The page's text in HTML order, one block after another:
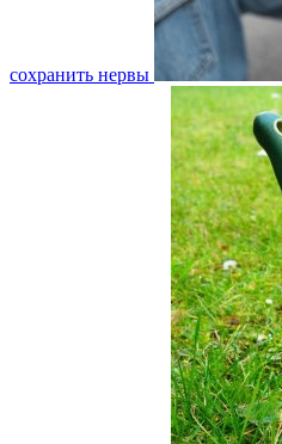
сохранить нервы